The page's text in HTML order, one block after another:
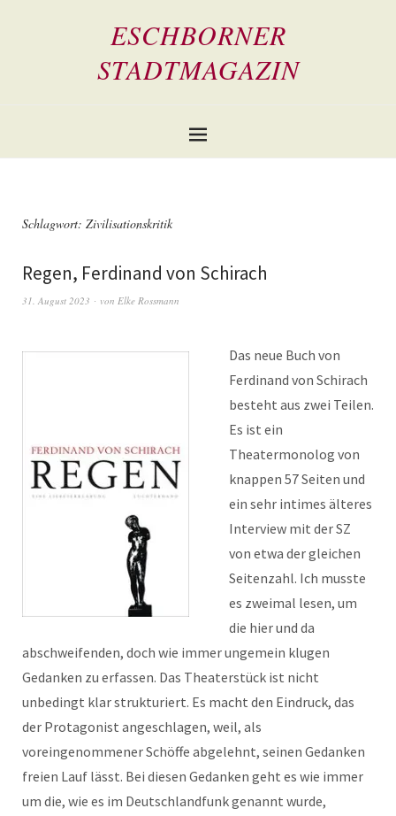
ESCHBORNER
STADTMAGAZIN
Schlagwort: Zivilisationskritik
Regen, Ferdinand von Schirach
31. August 2023 von Elke Rossmann
Das neue Buch von
Ferdinand von Schirach
besteht aus zwei Teilen.
Es ist ein
Theatermonolog von
knappen 57 Seiten und
ein sehr intimes älteres
Interview mit der SZ
von etwa der gleichen
Seitenzahl. Ich musste
es zweimal lesen, um
die hier und da
abschweifenden, doch wie immer ungemein klugen
Gedanken zu erfassen. Das Theaterstück ist nicht
unbedingt klar strukturiert. Es macht den Eindruck, das
der Protagonist angeschlagen, weil, als
voreingenommener Schöffe abgelehnt, seinen Gedanken
freien Lauf lässt. Bei diesen Gedanken geht es wie immer
um die, wie es im Deutschlandfunk genannt wurde,